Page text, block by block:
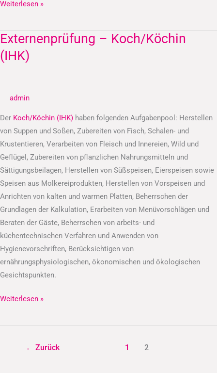
Weiterlesen »
Externenprüfung – Koch/Köchin
(IHK)
admin
Der Koch/Köchin (IHK) haben folgenden Aufgabenpool: Herstellen
von Suppen und Soßen, Zubereiten von Fisch, Schalen- und
Krustentieren, Verarbeiten von Fleisch und Innereien, Wild und
Geflügel, Zubereiten von pflanzlichen Nahrungsmitteln und
Sättigungsbeilagen, Herstellen von Süßspeisen, Eierspeisen sowie
Speisen aus Molkereiprodukten, Herstellen von Vorspeisen und
Anrichten von kalten und warmen Platten, Beherrschen der
Grundlagen der Kalkulation, Erarbeiten von Menüvorschlägen und
Beraten der Gäste, Beherrschen von arbeits- und
küchentechnischen Verfahren und Anwenden von
Hygienevorschriften, Berücksichtigen von
ernährungsphysiologischen, ökonomischen und ökologischen
Gesichtspunkten.
Externenprüfung
–
Koch/Köchin
Weiterlesen »
← Zurück 1 2